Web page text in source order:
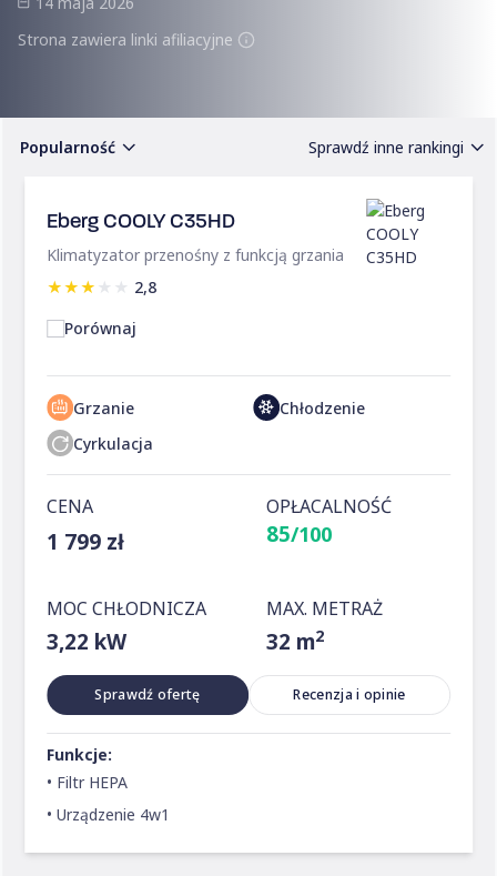
Strona zawiera linki afiliacyjne
Popularność Sprawdź inne rankingi
Eberg COOLY C35HD
Klimatyzator przenośny z funkcją grzania
★★★ ★ ★ 2,8
Porównaj
Grzanie
Chłodzenie
Cyrkulacja
CENA
1 799 zł
OPŁACALNOŚĆ
85/100
MOC CHŁODNICZA
3,22 kW
MAX. METRAŻ
32 m2
Sprawdź ofertę Recenzja i opinie
Funkcje:
• Filtr HEPA
• Urządzenie 4w1